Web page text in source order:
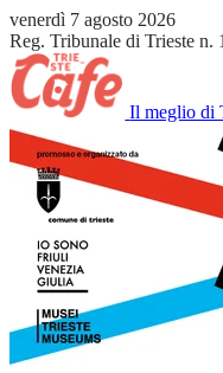
venerdì 7 agosto 2026
Reg. Tribunale di Trieste n.
Il meglio di